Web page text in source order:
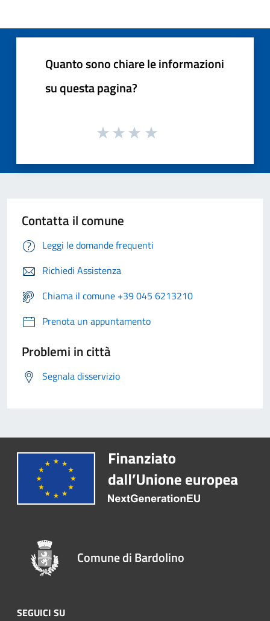
Quanto sono chiare le informazioni
su questa pagina?
Contatta il comune
Leggi le domande frequenti
Richiedi Assistenza
Chiama il comune +39 045 6213210
Prenota un appuntamento
Problemi in città
Segnala disservizio
Comune di Bardolino
SEGUICI SU